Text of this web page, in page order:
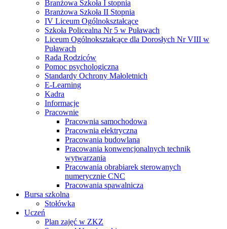
Branżowa Szkoła I stopnia
Branżowa Szkoła II Stopnia
IV Liceum Ogólnokształcące
Szkoła Policealna Nr 5 w Puławach
Liceum Ogólnokształcące dla Dorosłych Nr VIII w
Puławach
Rada Rodziców
Pomoc psychologiczna
Standardy Ochrony Małoletnich
E-Learning
Kadra
Informacje
Pracownie
Pracownia samochodowa
Pracownia elektryczna
Pracowania budowlana
Pracowania konwencjonalnych technik
wytwarzania
Pracowania obrabiarek sterowanych
numerycznie CNC
Pracowania spawalnicza
Bursa szkolna
Stołówka
Uczeń
Plan zajęć w ZKZ